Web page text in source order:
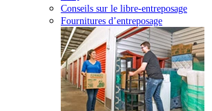
Conseils sur le libre-entreposage
Fournitures d’entreposage